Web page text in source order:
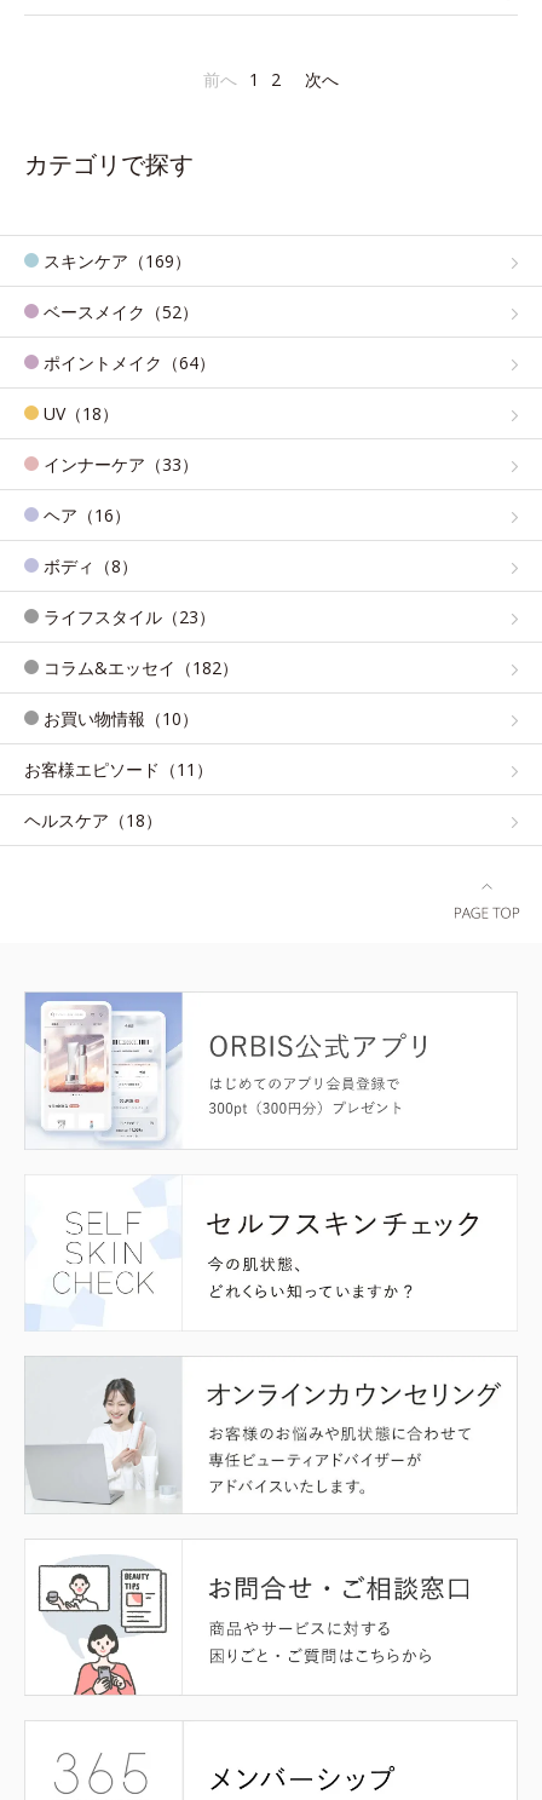
前へ 1 2 次へ
カテゴリで探す
スキンケア（169）
ベースメイク（52）
ポイントメイク（64）
UV（18）
インナーケア（33）
ヘア（16）
ボディ（8）
ライフスタイル（23）
コラム&エッセイ（182）
お買い物情報（10）
お客様エピソード（11）
ヘルスケア（18）